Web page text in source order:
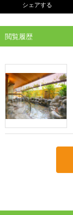
シェアする
閲覧履歴